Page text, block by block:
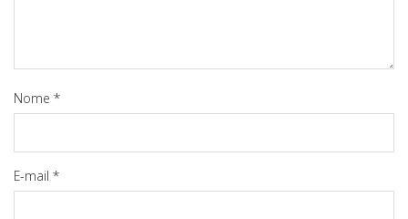
Nome *
E-mail *